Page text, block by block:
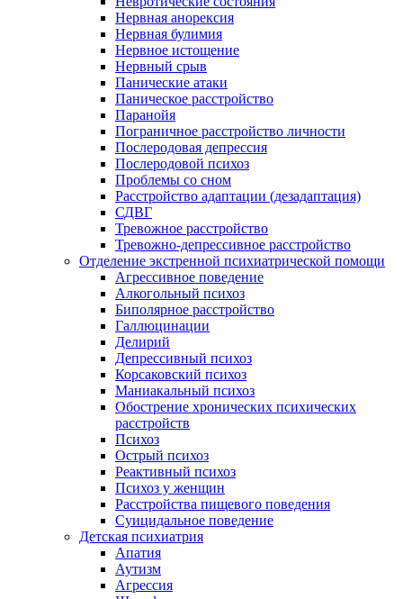
Нервная анорексия
Нервная булимия
Нервное истощение
Нервный срыв
Панические атаки
Паническое расстройство
Паранойя
Пограничное расстройство личности
Послеродовая депрессия
Послеродовой психоз
Проблемы со сном
Расстройство адаптации (дезадаптация)
СДВГ
Тревожное расстройство
Тревожно-депрессивное расстройство
Отделение экстренной психиатрической помощи
Агрессивное поведение
Алкогольный психоз
Биполярное расстройство
Галлюцинации
Делирий
Депрессивный психоз
Корсаковский психоз
Маниакальный психоз
Обострение хронических психических
расстройств
Психоз
Острый психоз
Реактивный психоз
Психоз у женщин
Расстройства пищевого поведения
Суицидальное поведение
Детская психиатрия
Апатия
Аутизм
Агрессия